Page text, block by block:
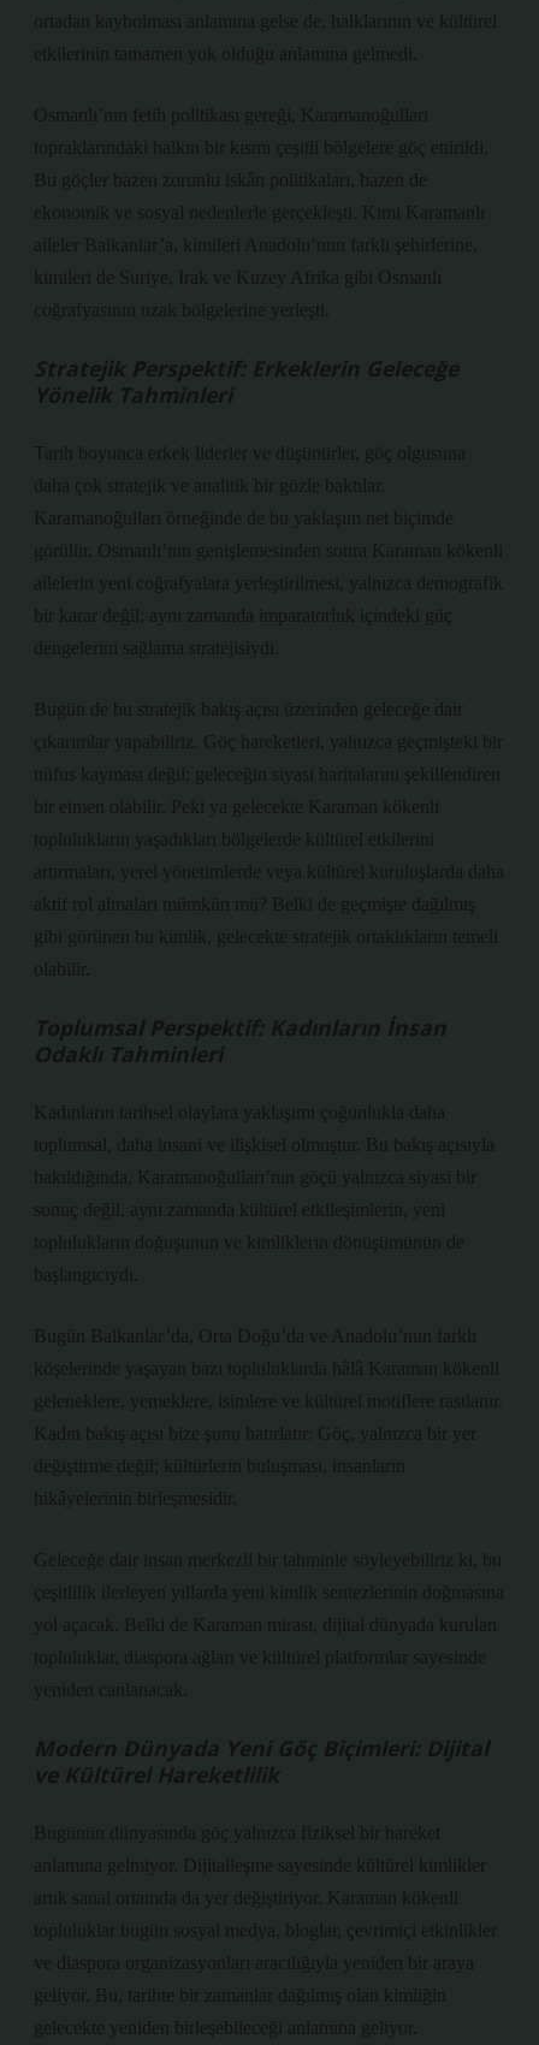
ortadan kaybolması anlamına gelse de, halklarının ve kültürel
etkilerinin tamamen yok olduğu anlamına gelmedi.
Osmanlı’nın fetih politikası gereği, Karamanoğulları
topraklarındaki halkın bir kısmı çeşitli bölgelere göç ettirildi.
Bu göçler bazen zorunlu iskân politikaları, bazen de
ekonomik ve sosyal nedenlerle gerçekleşti. Kimi Karamanlı
aileler Balkanlar’a, kimileri Anadolu’nun farklı şehirlerine,
kimileri de Suriye, Irak ve Kuzey Afrika gibi Osmanlı
coğrafyasının uzak bölgelerine yerleşti.
Stratejik Perspektif: Erkeklerin Geleceğe
Yönelik Tahminleri
Tarih boyunca erkek liderler ve düşünürler, göç olgusuna
daha çok stratejik ve analitik bir gözle baktılar.
Karamanoğulları örneğinde de bu yaklaşım net biçimde
görülür. Osmanlı’nın genişlemesinden sonra Karaman kökenli
ailelerin yeni coğrafyalara yerleştirilmesi, yalnızca demografik
bir karar değil; aynı zamanda imparatorluk içindeki güç
dengelerini sağlama stratejisiydi.
Bugün de bu stratejik bakış açısı üzerinden geleceğe dair
çıkarımlar yapabiliriz. Göç hareketleri, yalnızca geçmişteki bir
nüfus kayması değil; geleceğin siyasi haritalarını şekillendiren
bir etmen olabilir. Peki ya gelecekte Karaman kökenli
toplulukların yaşadıkları bölgelerde kültürel etkilerini
artırmaları, yerel yönetimlerde veya kültürel kuruluşlarda daha
aktif rol almaları mümkün mü? Belki de geçmişte dağılmış
gibi görünen bu kimlik, gelecekte stratejik ortaklıkların temeli
olabilir.
Toplumsal Perspektif: Kadınların İnsan
Odaklı Tahminleri
Kadınların tarihsel olaylara yaklaşımı çoğunlukla daha
toplumsal, daha insani ve ilişkisel olmuştur. Bu bakış açısıyla
bakıldığında, Karamanoğulları’nın göçü yalnızca siyasi bir
sonuç değil, aynı zamanda kültürel etkileşimlerin, yeni
toplulukların doğuşunun ve kimliklerin dönüşümünün de
başlangıcıydı.
Bugün Balkanlar’da, Orta Doğu’da ve Anadolu’nun farklı
köşelerinde yaşayan bazı topluluklarda hâlâ Karaman kökenli
geleneklere, yemeklere, isimlere ve kültürel motiflere rastlanır.
Kadın bakış açısı bize şunu hatırlatır: Göç, yalnızca bir yer
değiştirme değil; kültürlerin buluşması, insanların
hikâyelerinin birleşmesidir.
Geleceğe dair insan merkezli bir tahminle söyleyebiliriz ki, bu
çeşitlilik ilerleyen yıllarda yeni kimlik sentezlerinin doğmasına
yol açacak. Belki de Karaman mirası, dijital dünyada kurulan
topluluklar, diaspora ağları ve kültürel platformlar sayesinde
yeniden canlanacak.
Modern Dünyada Yeni Göç Biçimleri: Dijital
ve Kültürel Hareketlilik
Bugünün dünyasında göç yalnızca fiziksel bir hareket
anlamına gelmiyor. Dijitalleşme sayesinde kültürel kimlikler
artık sanal ortamda da yer değiştiriyor. Karaman kökenli
topluluklar bugün sosyal medya, bloglar, çevrimiçi etkinlikler
ve diaspora organizasyonları aracılığıyla yeniden bir araya
geliyor. Bu, tarihte bir zamanlar dağılmış olan kimliğin
gelecekte yeniden birleşebileceği anlamına geliyor.